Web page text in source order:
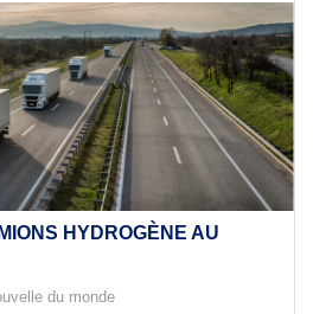
HYDROGÈNE AU
du monde